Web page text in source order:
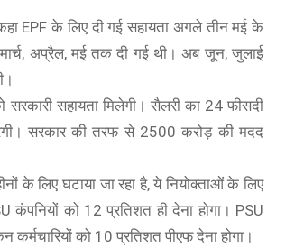
कहा EPF के लिए दी गई सहायता अगले तीन मई के
मार्च, अप्रैल, मई तक दी गई थी। अब जून, जुलाई
सहायता मिलेगी। सैलरी का 24 फीसदी
सरकार की तरफ से 2500 करोड़ की मदद
के लिए घटाया जा रहा है, ये नियोक्ताओं के लिए
कंपनियों को 12 प्रतिशत ही देना होगा। PSU
कर्मचारियों को 10 प्रतिशत पीएफ देना होगा।